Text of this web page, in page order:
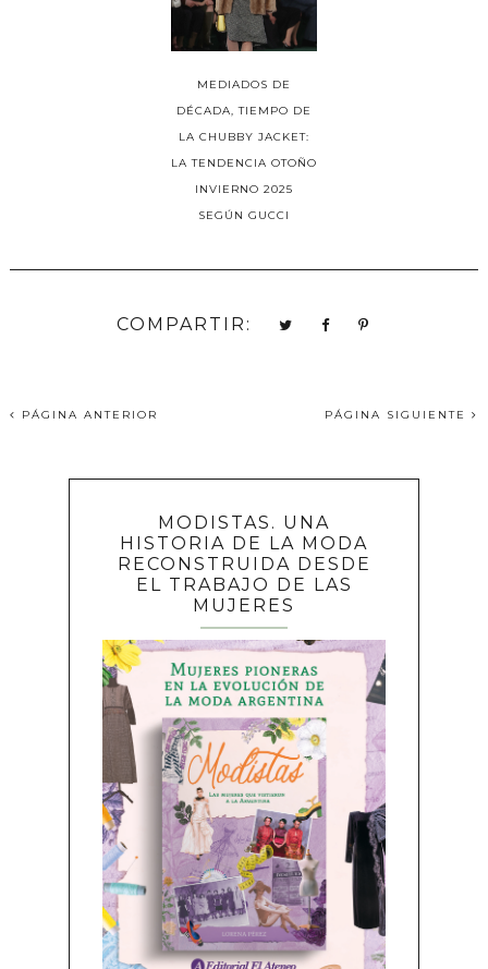
MEDIADOS DE
DÉCADA, TIEMPO DE
LA CHUBBY JACKET:
LA TENDENCIA OTOÑO
INVIERNO 2025
SEGÚN GUCCI
COMPARTIR:
PÁGINA ANTERIOR PÁGINA SIGUIENTE
MODISTAS. UNA
HISTORIA DE LA MODA
RECONSTRUIDA DESDE
EL TRABAJO DE LAS
MUJERES